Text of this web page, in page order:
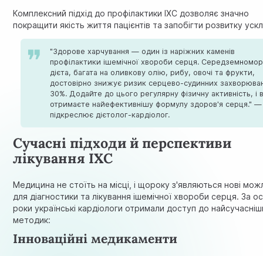
Комплексний підхід до профілактики ІХС дозволяє значно
покращити якість життя пацієнтів та запобігти розвитку
"Здорове харчування — один із наріжних каменів
профілактики ішемічної хвороби серця.
дієта, багата на оливкову олію, рибу, овочі та фрукти,
достовірно знижує ризик серцево-судинних
30%. Додайте до цього регулярну фізичну активність, і
отримаєте найефективнішу формулу здоров'я серця." —
підкреслює дієтолог-кардіолог.
Сучасні підходи й перспективи
лікування ІХС
Медицина не стоїть на місці, і щороку з'являються нові
для діагностики та лікування ішемічної хвороби серця. За
роки українські кардіологи отримали доступ до
методик:
Інноваційні медикаменти